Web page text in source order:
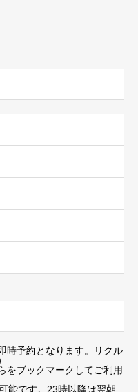
時予約となります。リクル
をブックマーク してご利用
能です。23時以降は翌朝